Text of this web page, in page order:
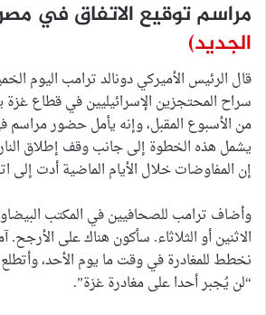
مراسم توقيع الاتفاق في
الجديد)
قال الرئيس الأميركي دونالد ترامب اليوم
سراح المحتجزين الإسرائيليين في قطاع غزة
من الأسبوع المقبل، وإنه يأمل حضور مراسم
يشمل هذه الخطوة إلى جانب وقف إطلاق
إن المفاوضات خلال الأيام الماضية أدت إلى
وأضاف ترامب للصحافيين في المكتب
الاثنين أو الثلاثاء. سأكون هناك على الأرجح.
نخطط للمغادرة في وقت ما يوم الأحد،
“لن يُجبر أحدا على مغادرة غزة”.